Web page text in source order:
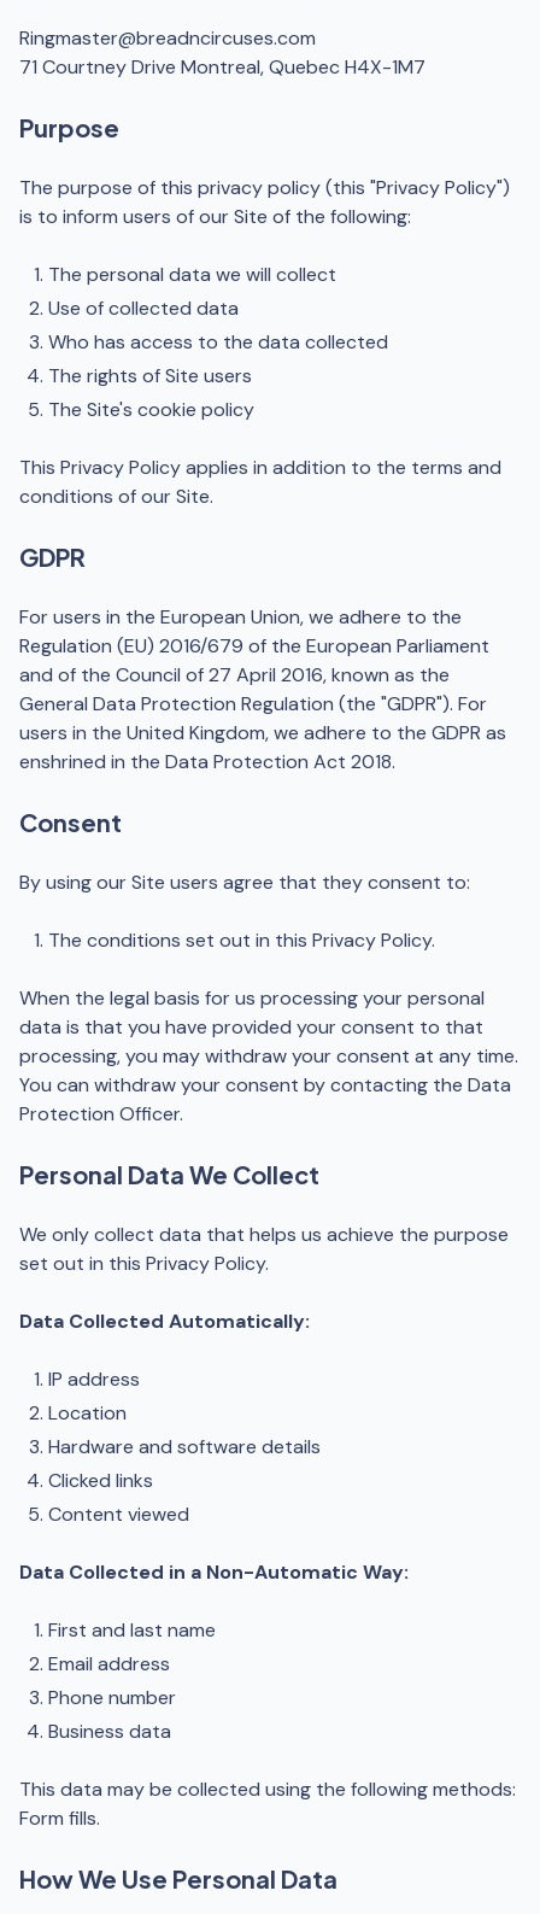
Ringmaster@breadncircuses.com
71 Courtney Drive Montreal, Quebec H4X-1M7
Purpose
The purpose of this privacy policy (this "Privacy Policy")
is to inform users of our Site of the following:
The personal data we will collect
Use of collected data
Who has access to the data collected
The rights of Site users
The Site's cookie policy
This Privacy Policy applies in addition to the terms and
conditions of our Site.
GDPR
For users in the European Union, we adhere to the
Regulation (EU) 2016/679 of the European Parliament
and of the Council of 27 April 2016, known as the
General Data Protection Regulation (the "GDPR"). For
users in the United Kingdom, we adhere to the GDPR as
enshrined in the Data Protection Act 2018.
Consent
By using our Site users agree that they consent to:
The conditions set out in this Privacy Policy.
When the legal basis for us processing your personal
data is that you have provided your consent to that
processing, you may withdraw your consent at any time.
You can withdraw your consent by contacting the Data
Protection Officer.
Personal Data We Collect
We only collect data that helps us achieve the purpose
set out in this Privacy Policy.
Data Collected Automatically:
IP address
Location
Hardware and software details
Clicked links
Content viewed
Data Collected in a Non-Automatic Way:
First and last name
Email address
Phone number
Business data
This data may be collected using the following methods:
Form fills.
How We Use Personal Data